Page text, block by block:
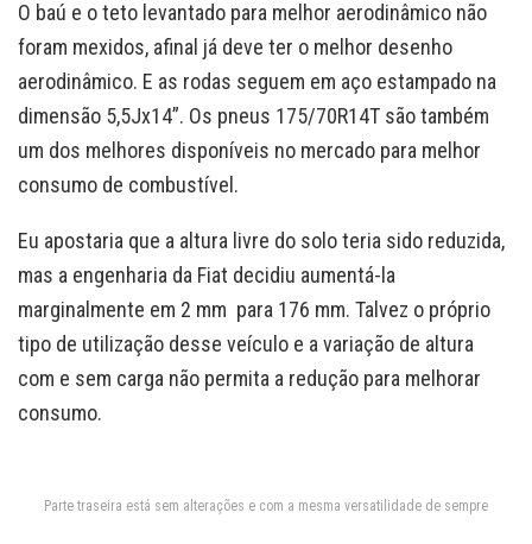
O baú e o teto levantado para melhor aerodinâmico não
foram mexidos, afinal já deve ter o melhor desenho
aerodinâmico. E as rodas seguem em aço estampado na
dimensão 5,5Jx14”. Os pneus 175/70R14T são também
um dos melhores disponíveis no mercado para melhor
consumo de combustível.
Eu apostaria que a altura livre do solo teria sido reduzida,
mas a engenharia da Fiat decidiu aumentá-la
marginalmente em 2 mm para 176 mm. Talvez o próprio
tipo de utilização desse veículo e a variação de altura
com e sem carga não permita a redução para melhorar
consumo.
Parte traseira está sem alterações e com a mesma versatilidade de sempre